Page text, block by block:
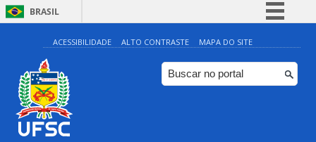
BRASIL
Simplifique!
Comunica BR
Participe
ACESSIBILIDADE ALTO CONTRASTE MAPA DO SITE